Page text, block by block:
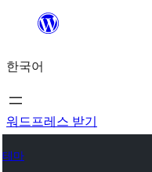
츠
로
바
가
한국어
워드프레스 받기
테마